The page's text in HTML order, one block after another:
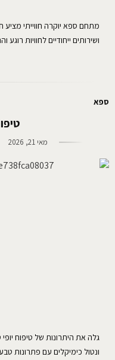
מתחם ספא יוקרה חווייתי מציע
ושירותים ייחודיים לחוויות
ספא
מאי 21, 2026
גלה את היתרונות של טיפוח
ונטול כימיקלים עם פתרונות